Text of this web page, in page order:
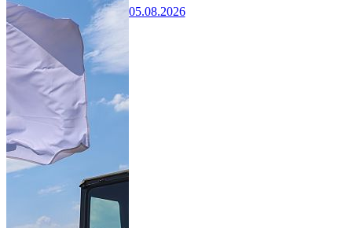
05.08.2026